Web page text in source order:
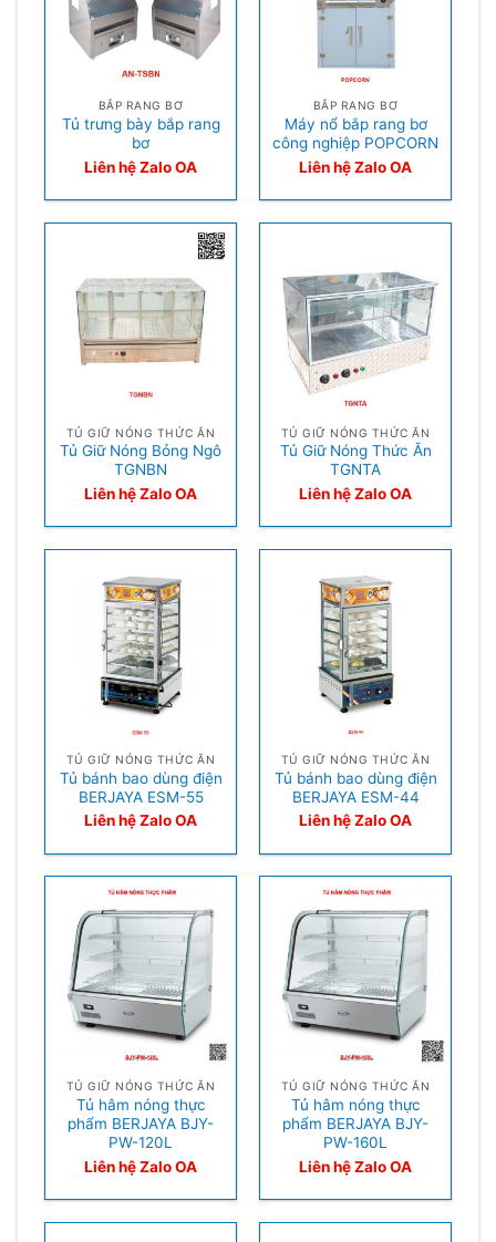
BẮP RANG BƠ
Tủ trưng bày bắp rang
bơ
Liên hệ Zalo OA
BẮP RANG BƠ
Máy nổ bắp rang bơ
công nghiệp POPCORN
Liên hệ Zalo OA
TỦ GIỮ NÓNG THỨC ĂN
Tủ Giữ Nóng Bỏng Ngô
TGNBN
Liên hệ Zalo OA
TỦ GIỮ NÓNG THỨC ĂN
Tủ Giữ Nóng Thức Ăn
TGNTA
Liên hệ Zalo OA
TỦ GIỮ NÓNG THỨC ĂN
Tủ bánh bao dùng điện
BERJAYA ESM-55
Liên hệ Zalo OA
TỦ GIỮ NÓNG THỨC ĂN
Tủ bánh bao dùng điện
BERJAYA ESM-44
Liên hệ Zalo OA
TỦ GIỮ NÓNG THỨC ĂN
Tủ hâm nóng thực
phẩm BERJAYA BJY-
PW-120L
Liên hệ Zalo OA
TỦ GIỮ NÓNG THỨC ĂN
Tủ hâm nóng thực
phẩm BERJAYA BJY-
PW-160L
Liên hệ Zalo OA